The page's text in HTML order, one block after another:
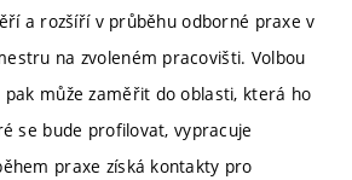
a rozšíří v průběhu odborné praxe v
na zvoleném pracovišti. Volbou
může zaměřit do oblasti, která ho
se bude profilovat, vypracuje
praxe získá kontakty pro